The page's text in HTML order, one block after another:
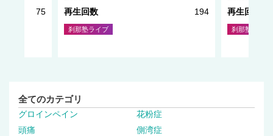
75
再生回数
194
刹那塾ライブ
再生回数
刹那塾ライブ
全てのカテゴリ
グロインペイン
花粉症
頭痛
側湾症